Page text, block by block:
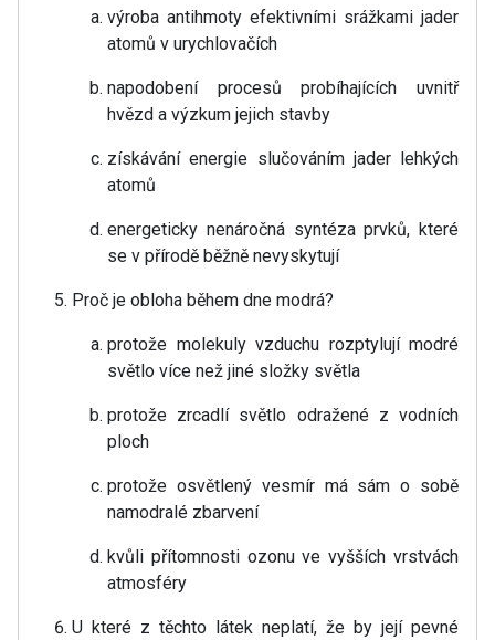
výroba antihmoty efektivními srážkami jader
atomů v urychlovačích
napodobení procesů probíhajících uvnitř
hvězd a výzkum jejich stavby
získávání energie slučováním jader lehkých
atomů
energeticky nenáročná syntéza prvků, které
se v přírodě běžně nevyskytují
Proč je obloha během dne modrá?
protože molekuly vzduchu rozptylují modré
světlo více než jiné složky světla
protože zrcadlí světlo odražené z vodních
ploch
protože osvětlený vesmír má sám o sobě
namodralé zbarvení
kvůli přítomnosti ozonu ve vyšších vrstvách
atmosféry
U které z těchto látek neplatí, že by její pevné